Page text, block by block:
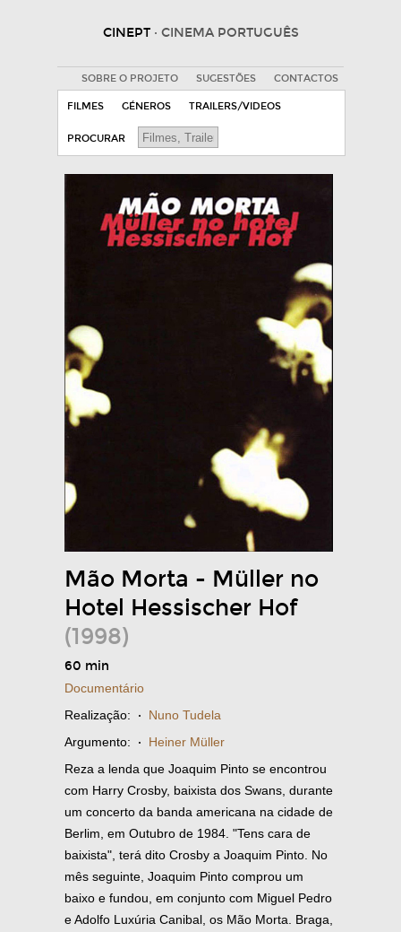
CINEPT · CINEMA PORTUGUÊS
SOBRE O PROJETO SUGESTÕES CONTACTOS
FILMES GÉNEROS TRAILERS/VIDEOS
PROCURAR
Mão Morta - Müller no
Hotel Hessischer Hof
(1998)
60 min
Documentário
Realização: · Nuno Tudela
Argumento: · Heiner Müller
Reza a lenda que Joaquim Pinto se encontrou
com Harry Crosby, baixista dos Swans, durante
um concerto da banda americana na cidade de
Berlim, em Outubro de 1984. "Tens cara de
baixista", terá dito Crosby a Joaquim Pinto. No
mês seguinte, Joaquim Pinto comprou um
baixo e fundou, em conjunto com Miguel Pedro
e Adolfo Luxúria Canibal, os Mão Morta. Braga,